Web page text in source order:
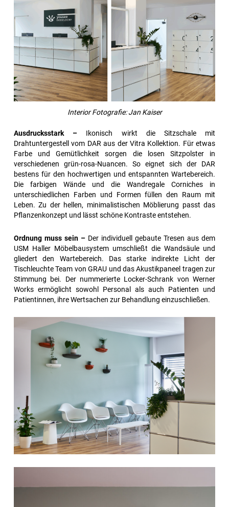
Interior Fotografie:Jan Kaiser
Ausdrucksstark – Ikonisch wirkt die Sitzschale mit
Drahtuntergestell vom DAR aus der Vitra Kollektion. Für etwas
Farbe und Gemütlichkeit sorgen die losen Sitzpolster in
verschiedenen grün-rosa-Nuancen. So eignet sich der DAR
bestens für den hochwertigen und entspannten Wartebereich.
Die farbigen Wände und die Wandregale Corniches in
unterschiedlichen Farben und Formen füllen den Raum mit
Leben. Zu der hellen, minimalistischen Möblierung passt das
Pflanzenkonzept und lässt schöne Kontraste entstehen.
Ordnung muss sein – Der individuell gebaute Tresen aus dem
USM Haller Möbelbausystem umschließt die Wandsäule und
gliedert den Wartebereich. Das starke indirekte Licht der
Tischleuchte Team von GRAU und das Akustikpaneel tragen zur
Stimmung bei. Der nummerierte Locker-Schrank von Werner
Works ermöglicht sowohl Personal als auch Patienten und
Patientinnen, ihre Wertsachen zur Behandlung einzuschließen.